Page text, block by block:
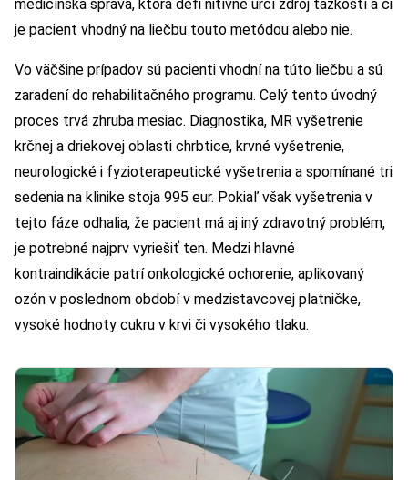
medicínska správa, ktorá defi nitívne určí zdroj ťažkostí a či
je pacient vhodný na liečbu touto metódou alebo nie.
Vo väčšine prípadov sú pacienti vhodní na túto liečbu a sú
zaradení do rehabilitačného programu. Celý tento úvodný
proces trvá zhruba mesiac. Diagnostika, MR vyšetrenie
krčnej a driekovej oblasti chrbtice, krvné vyšetrenie,
neurologické i fyzioterapeutické vyšetrenia a spomínané tri
sedenia na klinike stoja 995 eur. Pokiaľ však vyšetrenia v
tejto fáze odhalia, že pacient má aj iný zdravotný problém,
je potrebné najprv vyriešiť ten. Medzi hlavné
kontraindikácie patrí onkologické ochorenie, aplikovaný
ozón v poslednom období v medzistavcovej platničke,
vysoké hodnoty cukru v krvi či vysokého tlaku.